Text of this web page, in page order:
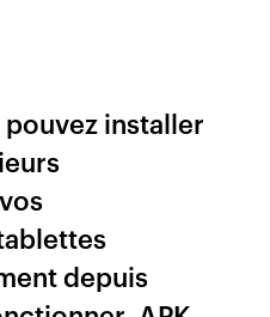
installer
depuis